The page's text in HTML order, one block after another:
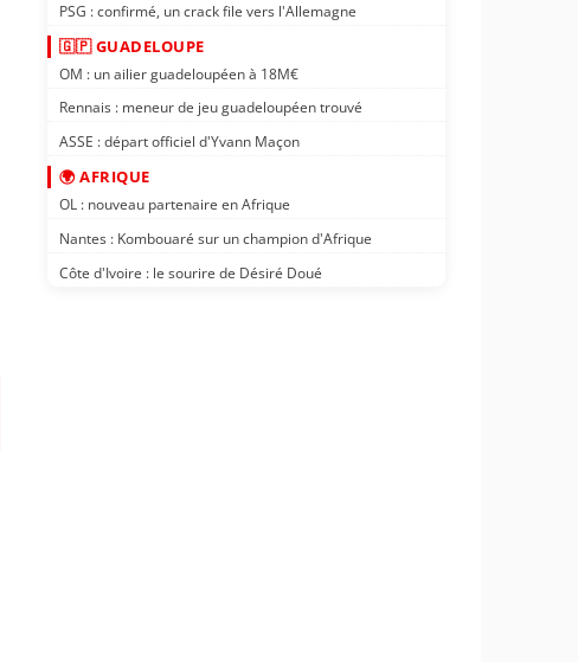
PSG : confirmé, un crack file vers l'Allemagne
🇬🇵 GUADELOUPE
OM : un ailier guadeloupéen à 18M€
Rennais : meneur de jeu guadeloupéen trouvé
ASSE : départ officiel d'Yvann Maçon
🌍 AFRIQUE
OL : nouveau partenaire en Afrique
Nantes : Kombouaré sur un champion d'Afrique
Côte d'Ivoire : le sourire de Désiré Doué